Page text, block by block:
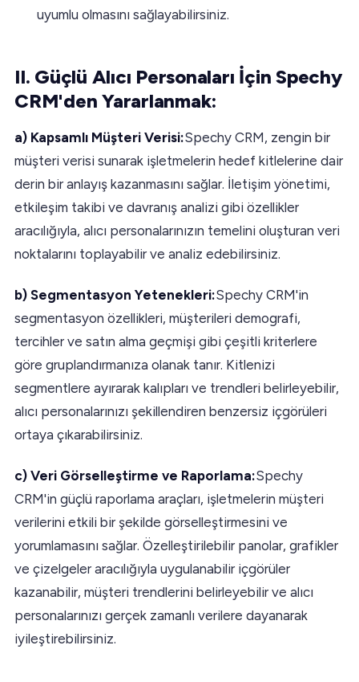
uyumlu olmasını sağlayabilirsiniz.
II. Güçlü Alıcı Personaları İçin Spechy
CRM'den Yararlanmak:
a) Kapsamlı Müşteri Verisi:Spechy CRM, zengin bir
müşteri verisi sunarak işletmelerin hedef kitlelerine dair
derin bir anlayış kazanmasını sağlar. İletişim yönetimi,
etkileşim takibi ve davranış analizi gibi özellikler
aracılığıyla, alıcı personalarınızın temelini oluşturan veri
noktalarını toplayabilir ve analiz edebilirsiniz.
b) Segmentasyon Yetenekleri:Spechy CRM'in
segmentasyon özellikleri, müşterileri demografi,
tercihler ve satın alma geçmişi gibi çeşitli kriterlere
göre gruplandırmanıza olanak tanır. Kitlenizi
segmentlere ayırarak kalıpları ve trendleri belirleyebilir,
alıcı personalarınızı şekillendiren benzersiz içgörüleri
ortaya çıkarabilirsiniz.
c) Veri Görselleştirme ve Raporlama:Spechy
CRM'in güçlü raporlama araçları, işletmelerin müşteri
verilerini etkili bir şekilde görselleştirmesini ve
yorumlamasını sağlar. Özelleştirilebilir panolar, grafikler
ve çizelgeler aracılığıyla uygulanabilir içgörüler
kazanabilir, müşteri trendlerini belirleyebilir ve alıcı
personalarınızı gerçek zamanlı verilere dayanarak
iyileştirebilirsiniz.